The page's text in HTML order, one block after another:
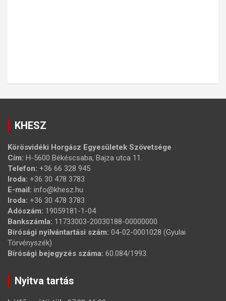
KHESZ
Körösvidéki Horgász Egyesületek Szövetsége
Cím: H-5600 Békéscsaba, Bajza utca 11.
Telefon: +36 66 328 945
Iroda: +36 30 478 3783
E-mail: info@khesz.hu
Iroda: +36 30 478 3783
Adószám: 19059181-1-04
Bankszámla: 11733003-20030188-00000000
Bírósági nyilvántartási szám: 04-02-0001028 (Gyulai
Törvényszék)
Bírósági bejegyzés száma: 60.084/1993.
Nyitva tartás